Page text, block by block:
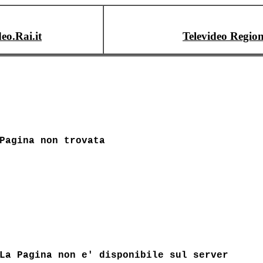
Televideo
Pagina non trovata
La Pagina non e' disponibile sul server